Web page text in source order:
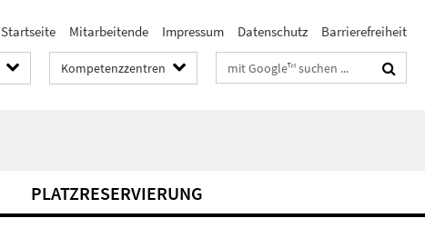
Startseite Mitarbeitende Impressum Datenschutz Barrierefreiheit
Kompetenzzentren Suchbegriffe
PLATZRESERVIERUNG